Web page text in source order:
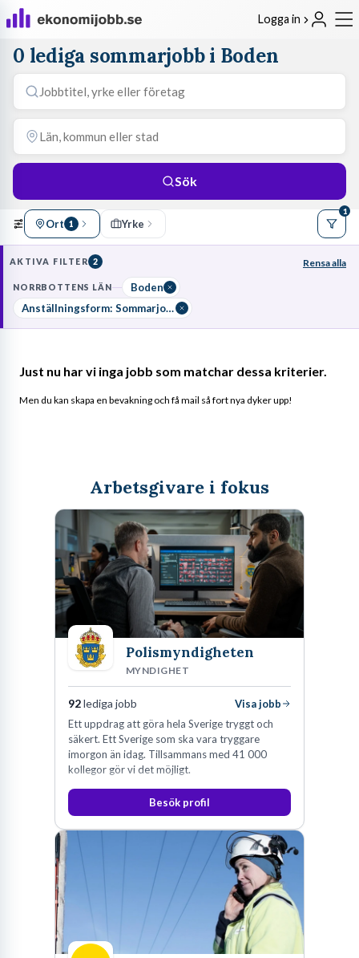
Logga in
0 lediga sommarjobb i Boden
Sök
Ort 1 Yrke
1
AKTIVA FILTER 2 Rensa alla
NORRBOTTENS LÄN
Boden
Anställningsform: Sommarjobb
Just nu har vi inga jobb som matchar dessa kriterier.
Men du kan skapa en bevakning och få mail så fort nya dyker upp!
Arbetsgivare i fokus
Polismyndigheten
MYNDIGHET
92lediga jobb
Visa jobb
Ett uppdrag att göra hela Sverige tryggt och
säkert. Ett Sverige som ska vara tryggare
imorgon än idag. Tillsammans med 41 000
kollegor gör vi det möjligt.
Besök profil